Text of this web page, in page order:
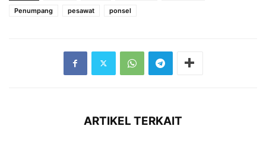
Penumpang
pesawat ponsel
ARTIKEL TERKAIT